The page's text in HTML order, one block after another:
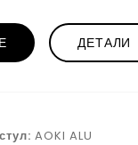
ДЕТАЛИ
AOKI ALU